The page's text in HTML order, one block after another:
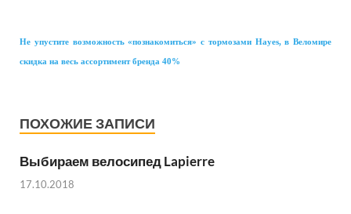
Не упустите возможность «познакомиться» с тормозами Hayes, в Веломире
скидка на весь ассортимент бренда 40%
ПОХОЖИЕ ЗАПИСИ
Выбираем велосипед Lapierre
17.10.2018